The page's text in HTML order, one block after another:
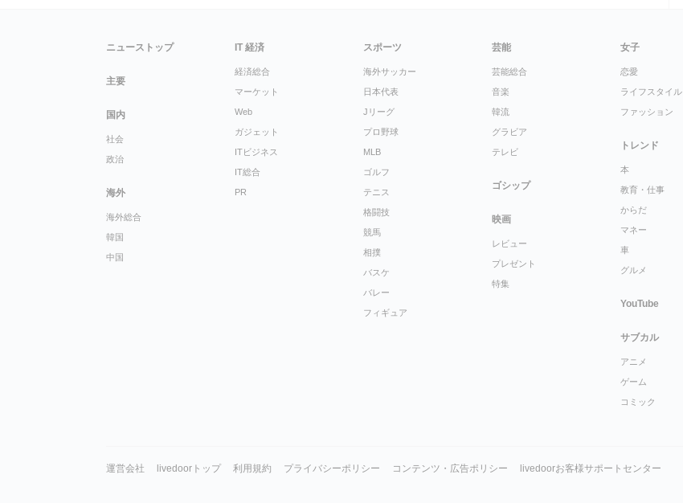
ニューストップ
主要
国内
社会
政治
海外
海外総合
韓国
中国
IT 経済
経済総合
マーケット
Web
ガジェット
ITビジネス
IT総合
PR
スポーツ
海外サッカー
日本代表
Jリーグ
プロ野球
MLB
ゴルフ
テニス
格闘技
競馬
相撲
バスケ
バレー
フィギュア
芸能
芸能総合
音楽
韓流
グラビア
テレビ
ゴシップ
映画
レビュー
プレゼント
特集
女子
恋愛
ライフスタイル
ファッション
トレンド
本
教育・仕事
からだ
マネー
車
グルメ
YouTube
サブカル
アニメ
ゲーム
コミック
運営会社 livedoorトップ 利用規約 プライバシーポリシー コンテンツ・広告ポリシー livedoorお客様サポートセンター